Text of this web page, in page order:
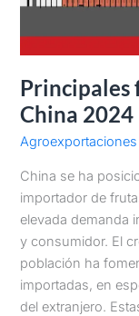
Principales
China 2024
Agroexportaciones
China se ha
importador de
elevada demanda
y consumidor. El
población ha
importadas, en
del extranjero.